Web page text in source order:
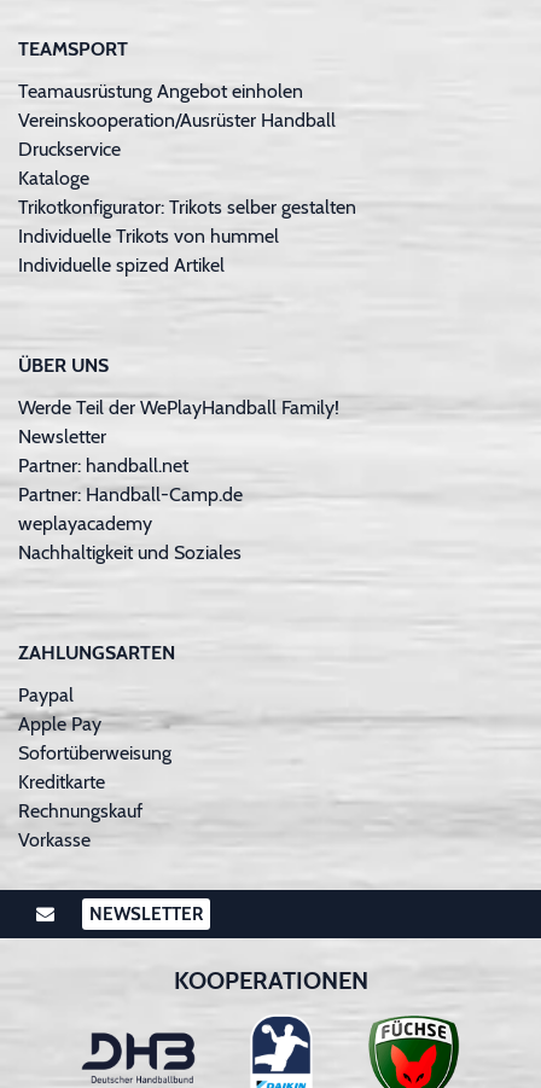
TEAMSPORT
Teamausrüstung Angebot einholen
Vereinskooperation/Ausrüster Handball
Druckservice
Kataloge
Trikotkonfigurator: Trikots selber gestalten
Individuelle Trikots von hummel
Individuelle spized Artikel
ÜBER UNS
Werde Teil der WePlayHandball Family!
Newsletter
Partner: handball.net
Partner: Handball-Camp.de
weplayacademy
Nachhaltigkeit und Soziales
ZAHLUNGSARTEN
Paypal
Apple Pay
Sofortüberweisung
Kreditkarte
Rechnungskauf
Vorkasse
NEWSLETTER
KOOPERATIONEN